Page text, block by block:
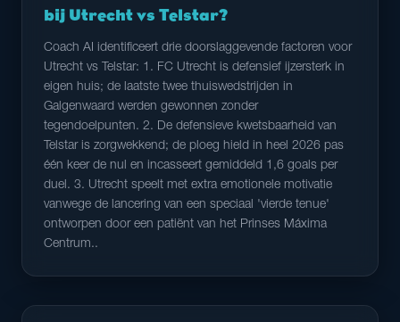
bij Utrecht vs Telstar?
Coach AI identificeert drie doorslaggevende factoren voor
Utrecht vs Telstar: 1. FC Utrecht is defensief ijzersterk in
eigen huis; de laatste twee thuiswedstrijden in
Galgenwaard werden gewonnen zonder
tegendoelpunten. 2. De defensieve kwetsbaarheid van
Telstar is zorgwekkend; de ploeg hield in heel 2026 pas
één keer de nul en incasseert gemiddeld 1,6 goals per
duel. 3. Utrecht speelt met extra emotionele motivatie
vanwege de lancering van een speciaal 'vierde tenue'
ontworpen door een patiënt van het Prinses Máxima
Centrum..